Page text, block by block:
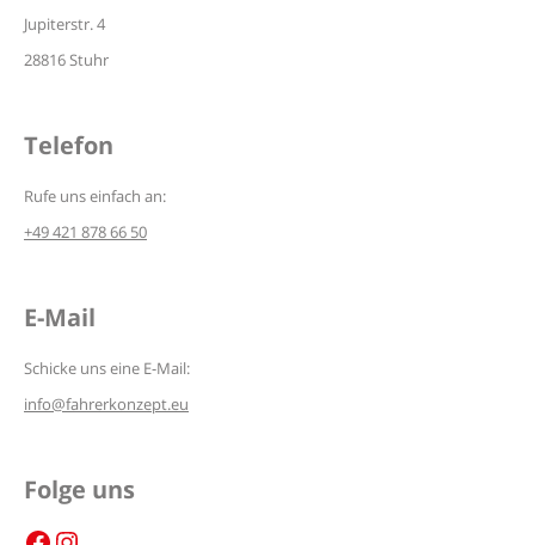
Jupiterstr. 4
28816 Stuhr
Telefon
Rufe uns einfach an:
+49 421 878 66 50
E-Mail
Schicke uns eine E-Mail:
info@fahrerkonzept.eu
Folge uns